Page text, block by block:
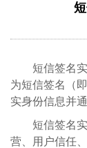
短信签名
为短信签名（
实身份信息并
短信签名
营、用户信任